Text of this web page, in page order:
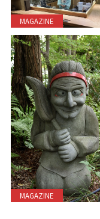
MAGAZINE
MAGAZINE